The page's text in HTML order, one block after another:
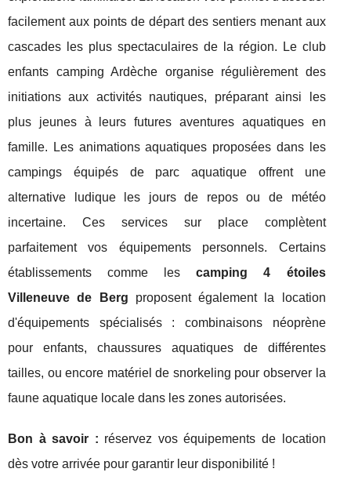
facilement aux points de départ des sentiers menant aux
cascades les plus spectaculaires de la région. Le club
enfants camping Ardèche organise régulièrement des
initiations aux activités nautiques, préparant ainsi les
plus jeunes à leurs futures aventures aquatiques en
famille. Les animations aquatiques proposées dans les
campings équipés de parc aquatique offrent une
alternative ludique les jours de repos ou de météo
incertaine. Ces services sur place complètent
parfaitement vos équipements personnels. Certains
établissements comme lescamping 4 étoiles
Villeneuve de Berg proposent également la location
d'équipements spécialisés : combinaisons néoprène
pour enfants, chaussures aquatiques de différentes
tailles, ou encore matériel de snorkeling pour observer la
faune aquatique locale dans les zones autorisées.
Bon à savoir : réservez vos équipements de location
dès votre arrivée pour garantir leur disponibilité !